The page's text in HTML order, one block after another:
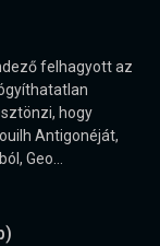
felhagyott az
hogy
Antigonéját,
Geo...